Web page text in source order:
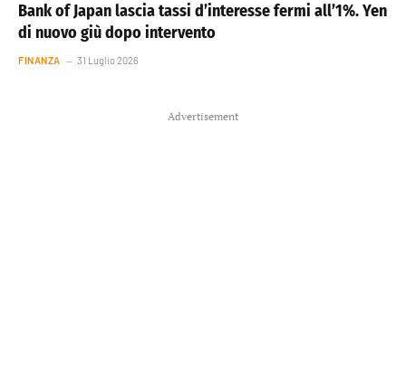
Bank of Japan lascia tassi d’interesse fermi all’1%. Yen
di nuovo giù dopo intervento
FINANZA 31 Luglio 2026
Advertisement